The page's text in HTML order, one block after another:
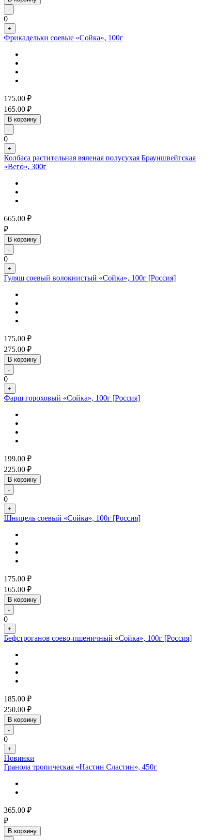
-
0
+
Фрикадельки соевые «Сойка», 100г
175.00 ₽
165.00 ₽
В корзину
-
0
+
Колбаса растительная вяленая полусухая Брауншвейгская
«Вего», 300г
665.00 ₽
₽
В корзину
-
0
+
Гуляш соевый волокнистый «Сойка», 100г [Россия]
175.00 ₽
275.00 ₽
В корзину
-
0
+
Фарш гороховый «Сойка», 100г [Россия]
199.00 ₽
225.00 ₽
В корзину
-
0
+
Шницель соевый «Сойка», 100г [Россия]
175.00 ₽
165.00 ₽
В корзину
-
0
+
Бефстроганов соево-пшеничный «Сойка», 100г [Россия]
185.00 ₽
250.00 ₽
В корзину
-
0
+
Новинки
Гранола тропическая «Настин Сластин», 450г
365.00 ₽
₽
В корзину